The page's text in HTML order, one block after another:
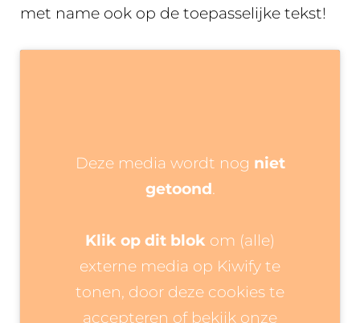
met name ook op de toepasselijke tekst!
Deze media wordt nog niet
getoond.
Klik op dit blok om (alle)
externe media op Kiwify te
tonen, door deze cookies te
accepteren of bekijk onze